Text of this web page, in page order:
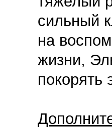
сильный
на
жизни,
покорять